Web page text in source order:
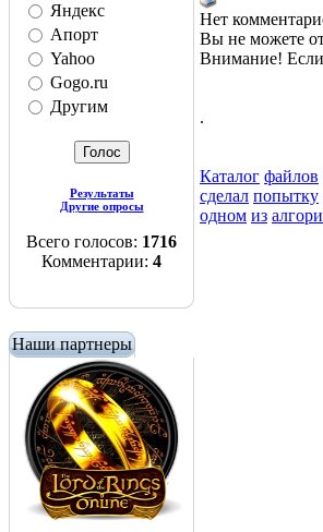
Яндекс
Апорт
Yahoo
Gogo.ru
Другим
Результаты
Другие опросы
Всего голосов: 1716
Комментарии: 4
Наши партнеры
Нет
Вы не можете
Внимание!
.
Каталог файлов
сделал попытку
одном из